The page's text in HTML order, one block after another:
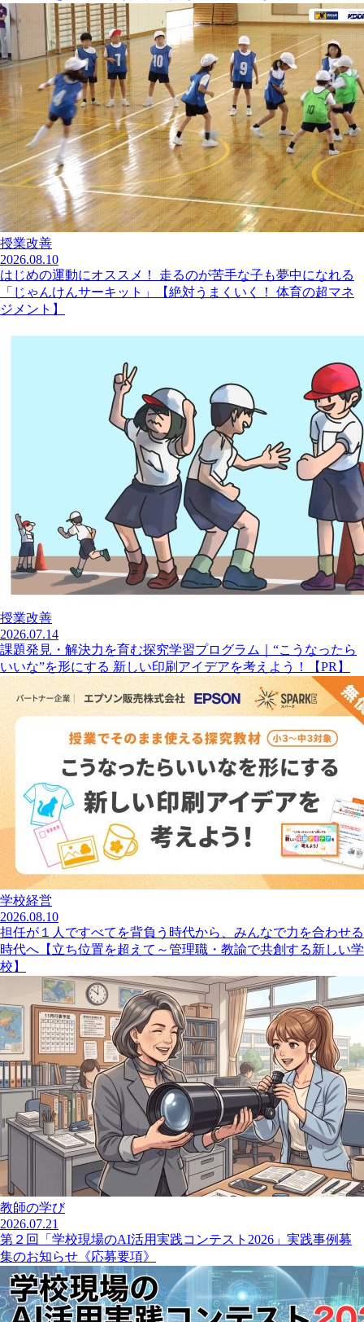
授業改善
2026.08.10
はじめの運動にオススメ！ 走るのが苦手な子も夢中になれる
「じゃんけんサーキット」【絶対うまくいく！ 体育の超マネ
ジメント】
授業改善
2026.07.14
課題発見・解決力を育む探究学習プログラム｜“こうなったら
いいな”を形にする 新しい印刷アイデアを考えよう！【PR】
学校経営
2026.08.10
担任が１人ですべてを背負う時代から、みんなで力を合わせる
時代へ【立ち位置を超えて～管理職・教諭で共創する新しい学
校】
教師の学び
2026.07.21
第２回「学校現場のAI活用実践コンテスト2026」実践事例募
集のお知らせ《応募要項》